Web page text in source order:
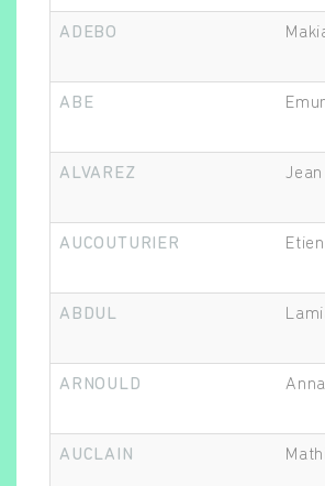
ADEBO
ABE
ALVAREZ
AUCOUTURIER
ABDUL
ARNOULD
AUCLAIN